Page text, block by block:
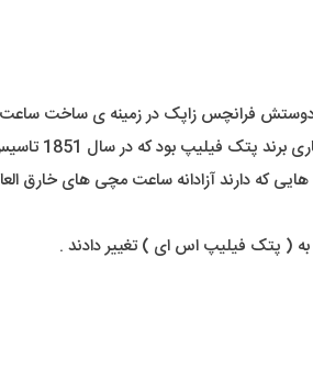
هایی که دارند آزادانه ساعت مچی های